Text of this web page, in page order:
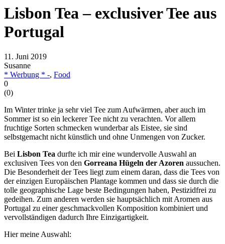
Lisbon Tea – exclusiver Tee aus
Portugal
11. Juni 2019
Susanne
* Werbung * -, Food
0
(0)
Im Winter trinke ja sehr viel Tee zum Aufwärmen, aber auch im
Sommer ist so ein leckerer Tee nicht zu verachten. Vor allem
fruchtige Sorten schmecken wunderbar als Eistee, sie sind
selbstgemacht nicht künstlich und ohne Unmengen von Zucker.
Bei Lisbon Tea durfte ich mir eine wundervolle Auswahl an
exclusiven Tees von den Gorreana Hügeln der Azoren aussuchen.
Die Besonderheit der Tees liegt zum einem daran, dass die Tees von
der einzigen Europäischen Plantage kommen und dass sie durch die
tolle geographische Lage beste Bedingungen haben, Pestizidfrei zu
gedeihen. Zum anderen werden sie hauptsächlich mit Aromen aus
Portugal zu einer geschmackvollen Komposition kombiniert und
vervollständigen dadurch Ihre Einzigartigkeit.
Hier meine Auswahl: